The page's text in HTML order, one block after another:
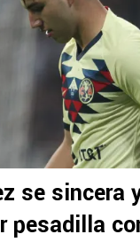
se sincera
pesadilla